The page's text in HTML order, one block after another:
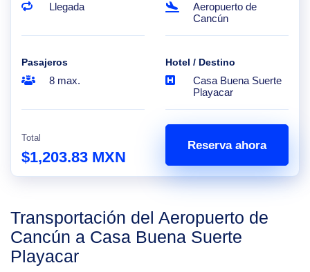
Llegada
Aeropuerto de
Cancún
Pasajeros
8 max.
Hotel / Destino
Casa Buena Suerte
Playacar
Total
$1,203.83 MXN
Reserva ahora
Transportación del Aeropuerto de
Cancún a Casa Buena Suerte
Playacar